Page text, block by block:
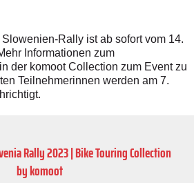
Rally ist ab sofort vom 14.
Informationen zum
der komoot Collection zum Event zu
Teilnehmerinnen werden am 7.
Rally 2023 | Bike Touring Collection
by komoot